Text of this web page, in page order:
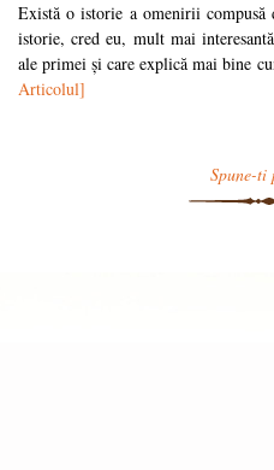
Există o istorie a omenirii
istorie, cred eu, mult mai
ale primei și care explică mai bine
Articolul]
Spune-ti